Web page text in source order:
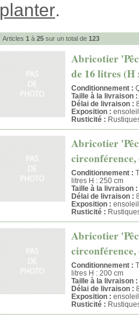
planter.
Articles 1 à 25 sur un total de 123
Abricotier
de 16 litres (H
Conditionnement :
Taille à la livraison :
Délai de livraison :
Exposition :
Rusticité :
Abricotier
circonférence,
Conditionnement :
litres H : 250 cm
Taille à la livraison :
Délai de livraison :
Exposition :
Rusticité :
Abricotier
circonférence,
Conditionnement :
litres H : 200 cm
Taille à la livraison :
Délai de livraison :
Exposition :
Rusticité :